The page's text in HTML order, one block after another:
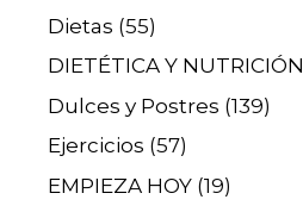
Dietas (55)
DIETÉTICA Y NUTRICIÓN
Dulces y Postres (139)
Ejercicios (57)
EMPIEZA HOY (19)